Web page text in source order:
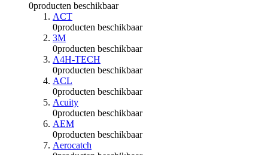
0producten beschikbaar
ACT
0producten beschikbaar
3M
0producten beschikbaar
A4H-TECH
0producten beschikbaar
ACL
0producten beschikbaar
Acuity
0producten beschikbaar
AEM
0producten beschikbaar
Aerocatch